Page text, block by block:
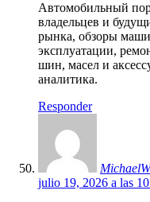
Автомобильный
владельцев и
рынка, обзоры
эксплуатации,
шин, масел и
аналитика.
Responder
julio 19, 2026 a las